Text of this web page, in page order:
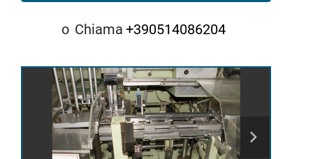
o Chiama +390514086204